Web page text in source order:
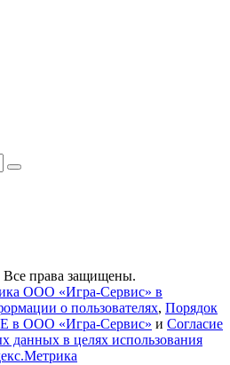
права защищены.
ООО «Игра-Сервис» в
о пользователях, Порядок
в ООО «Игра-Сервис» и Согласие
данных в целях использования